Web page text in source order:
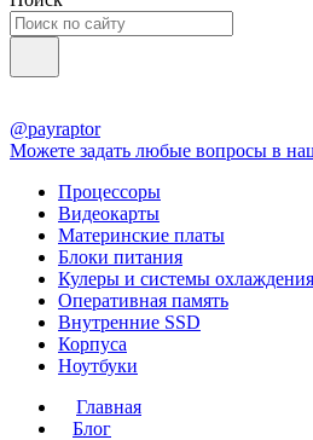
@payraptor
Можете задать любые вопросы в
Процессоры
Видеокарты
Материнские платы
Блоки питания
Кулеры и системы охлаждения
Оперативная память
Внутренние SSD
Корпуса
Ноутбуки
Главная
Блог